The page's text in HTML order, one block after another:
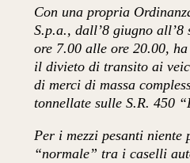
Con una propria
S.p.a., dall’8 giugno all’8
ore 7.00 alle ore 20.00,
il divieto di transito ai
di merci di massa
tonnellate sulle S.R. 450
Per i mezzi pesanti
“normale” tra i caselli